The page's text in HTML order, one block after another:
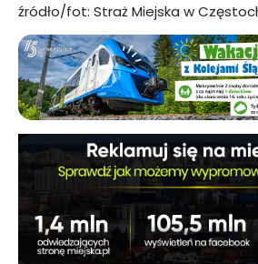
źródło/fot: Straż Miejska w